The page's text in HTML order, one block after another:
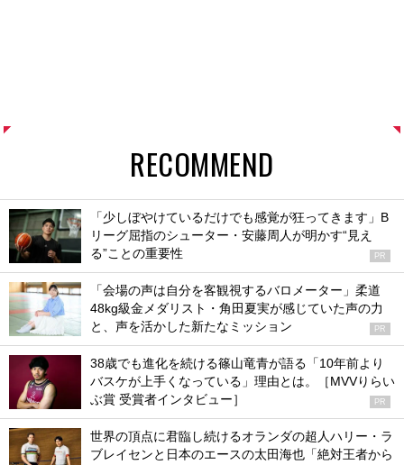
RECOMMEND
「少しぼやけているだけでも感覚が狂ってきます」B
リーグ屈指のシューター・安藤周人が明かす“見え
る”ことの重要性
PR
「会場の声は自分を客観視するバロメーター」柔道
48kg級金メダリスト・角田夏実が感じていた声の力
と、声を活かした新たなミッション
PR
38歳でも進化を続ける篠山竜青が語る「10年前より
バスケが上手くなっている」理由とは。［MVVりらい
ぶ賞 受賞者インタビュー］
PR
世界の頂点に君臨し続けるオランダの超人ハリー・ラ
ブレイセンと日本のエースの太田海也「絶対王者から